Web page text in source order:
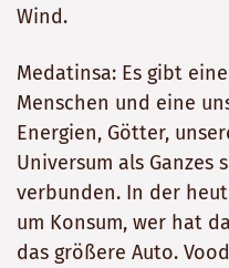
Wind.
Medatinsa: Es gibt
Menschen und eine
Energien, Götter,
Universum als
verbunden. In der
um Konsum, wer hat
das größere Auto.